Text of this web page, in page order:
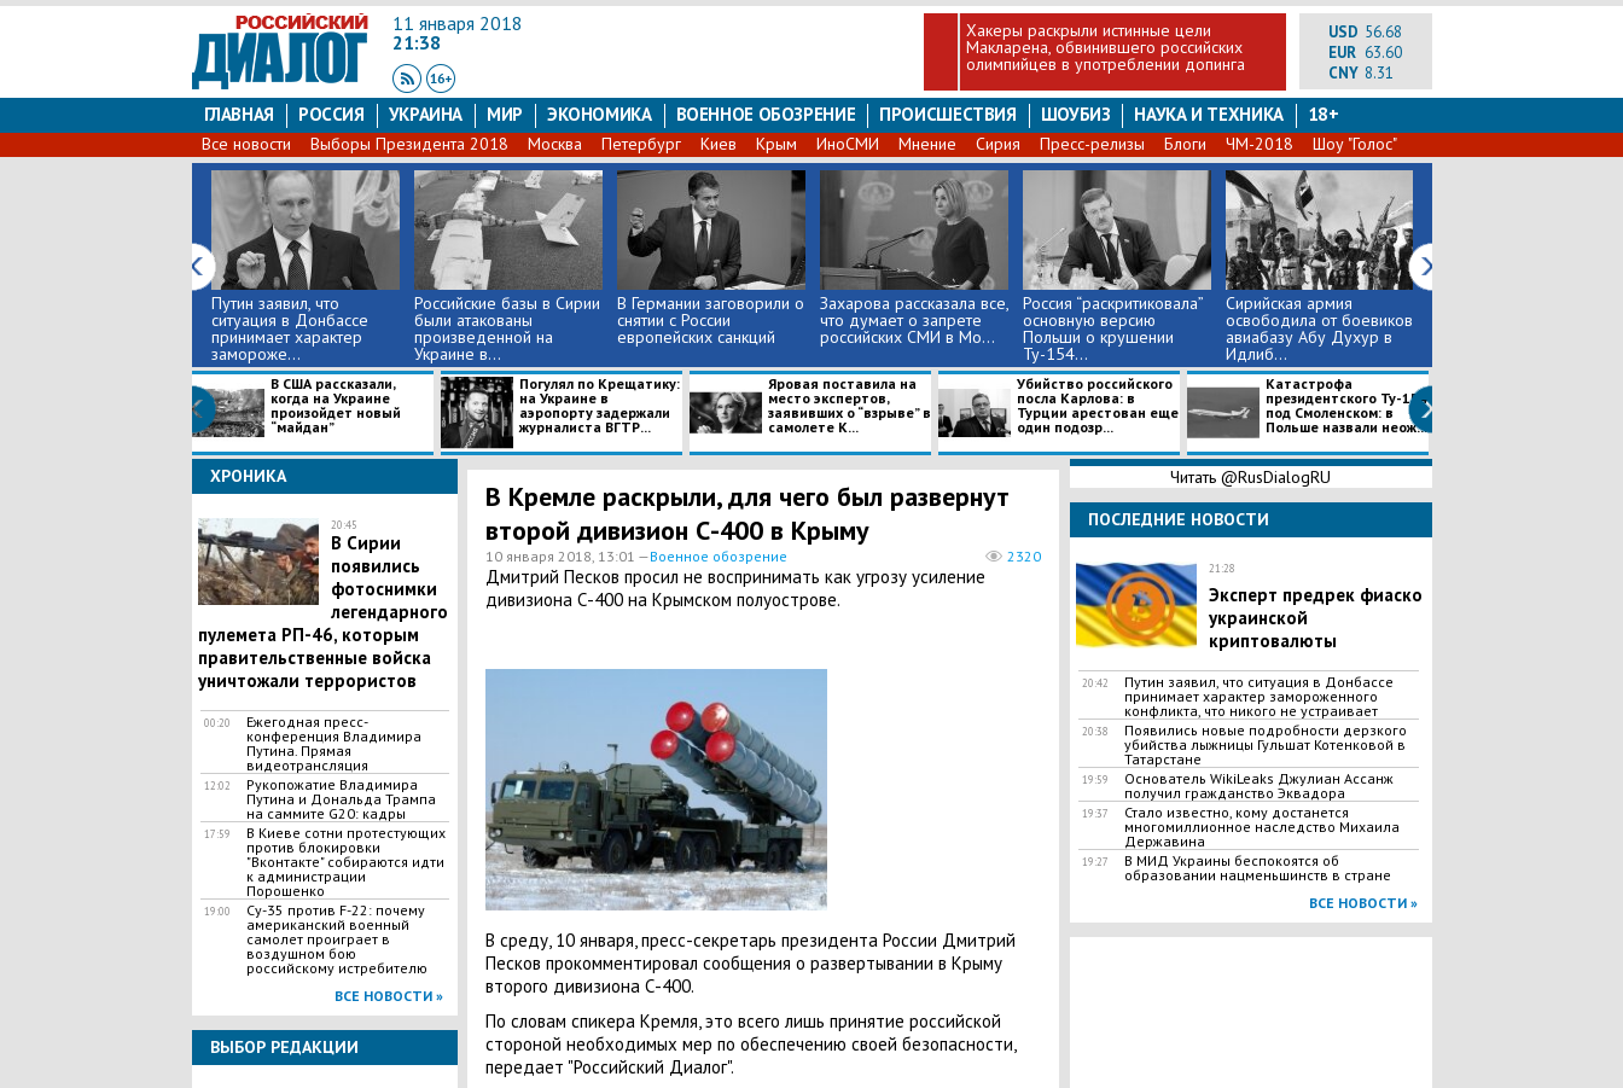
11 января 2018
21:38
Хакеры раскрыли истинные цели
Макларена, обвинившего российских
олимпийцев в употреблении допинга
USD 56.68
EUR 63.60
CNY 8.31
ГЛАВНАЯ РОССИЯ УКРАИНА МИР ЭКОНОМИКА ВОЕННОЕ ОБОЗРЕНИЕ ПРОИСШЕСТВИЯ ШОУБИЗ НАУКА И ТЕХНИКА 18+
Все новости Выборы Президента 2018 Москва Петербург Киев Крым ИноСМИ Мнение Сирия Пресс-релизы Блоги ЧМ-2018 Шоу "Голос"
Путин заявил, что
ситуация в Донбассе
принимает характер
замороже...
Российские базы в Сирии
были атакованы
произведенной на
Украине в...
В Германии заговорили о
снятии с России
европейских санкций
Захарова рассказала все,
что думает о запрете
российских СМИ в Мо...
​Россия “раскритиковала”
основную версию
Польши о крушении
Ту-154...
Сирийская армия
освободила от боевиков
авиабазу Абу Духур в
Идлиб...
В США рассказали,
когда на Украине
произойдет новый
“майдан”
Погулял по Крещатику:
на Украине в
аэропорту задержали
журналиста ВГТР...
Яровая поставила на
место экспертов,
заявивших о “взрыве” в
самолете К...
Убийство российского
посла Карлова: в
Турции арестован еще
один подозр...
Катастрофа
президентского Ту-154
под Смоленском: в
Польше назвали неож...
ХРОНИКА
20:45
В Сирии
появились
фотоснимки
легендарного
пулемета РП-46, которым
правительственные войска
уничтожали террористов
00:20
Ежегодная пресс-
конференция Владимира
Путина. Прямая
видеотрансляция
12:02
Рукопожатие Владимира
Путина и Дональда Трампа
на саммите G20: кадры
17:59
В Киеве сотни протестующих
против блокировки
"Вконтакте" собираются идти
к администрации
Порошенко
19:00
Су-35 против F-22: почему
американский военный
самолет проиграет в
воздушном бою
российскому истребителю
ВСЕ НОВОСТИ »
ВЫБОР РЕДАКЦИИ
В Кремле раскрыли, для чего был развернут
второй дивизион С-400 в Крыму
10 января 2018, 13:01 —Военное обозрение 2320
Дмитрий Песков просил не воспринимать как угрозу усиление
дивизиона С-400 на Крымском полуострове.
В среду, 10 января, пресс-секретарь президента России Дмитрий
Песков прокомментировал сообщения о развертывании в Крыму
второго дивизиона С-400.
По словам спикера Кремля, это всего лишь принятие российской
стороной необходимых мер по обеспечению своей безопасности,
передает "Российский Диалог".
Читать @RusDialogRU
ПОСЛЕДНИЕ НОВОСТИ
21:28
Эксперт предрек фиаско
украинской
криптовалюты
20:42
Путин заявил, что ситуация в Донбассе
принимает характер замороженного
конфликта, что никого не устраивает
20:38
​Появились новые подробности дерзкого
убийства лыжницы Гульшат Котенковой в
Татарстане
19:59
Основатель WikiLeaks Джулиан Ассанж
получил гражданство Эквадора
19:37
​Стало известно, кому достанется
многомиллионное наследство Михаила
Державина
19:27
В МИД Украины беспокоятся об
образовании нацменьшинств в стране
ВСЕ НОВОСТИ »